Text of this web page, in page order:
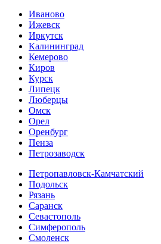
Иваново
Ижевск
Иркутск
Калининград
Кемерово
Киров
Курск
Липецк
Люберцы
Омск
Орел
Оренбург
Пенза
Петрозаводск
Петропавловск-Камчатский
Подольск
Рязань
Саранск
Севастополь
Симферополь
Смоленск